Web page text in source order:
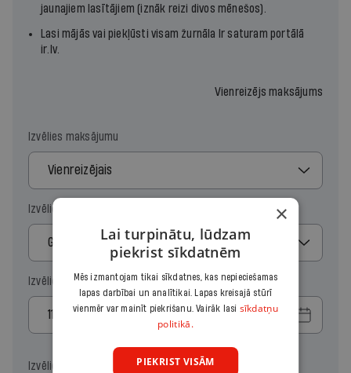
jaunajiem lasītājiem (iznāk reizi divos mēnešos).
Lasi mājās vai piekļūsti visam žurnāla Irsaturam portālā
ir.lv
Vienreizējs maksājums
Izvēlies maksājumu
Vienreizējais
Izvēlies periodu
Gads
Izvēlies sākuma datumu
Izvēlies kopiju skaitu
×
Lai turpinātu, lūdzam
piekrist sīkdatnēm
Mēs izmantojam tikai sīkdatnes, kas nepieciešamas
lapas darbībai un analītikai. Lapas kreisajā stūrī
vienmēr var mainīt piekrišanu. Vairāk lasi sīkdatņu
politikā.
PIEKRIST VISĀM